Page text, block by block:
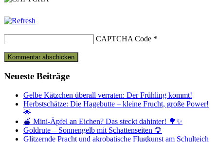
CAPTCHA Code *
Neueste Beiträge
Gelbe Kätzchen überall verraten: Der Frühling kommt!
Herbstschätze: Die Hagebutte – kleine Frucht, große Power!
🌟
🍎 Mini-Äpfel an Eichen? Das steckt dahinter! 🌳✨
Goldrute – Sonnengelb mit Schattenseiten 🌻
Glitzernde Pracht und akrobatische Flugkunst am Schulteich